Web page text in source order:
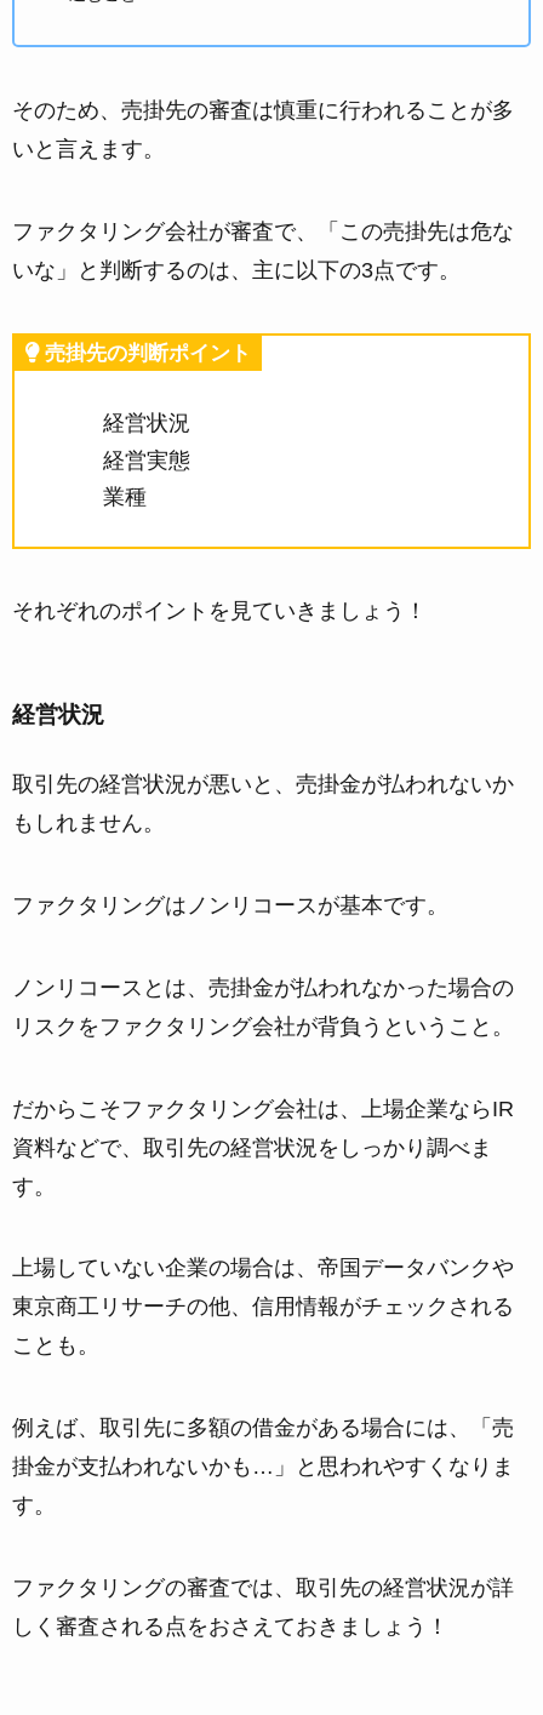
そのため、売掛先の審査は慎重に行われることが多
いと言えます。
ファクタリング会社が審査で、
「この売掛先は危な
いな」と判断するのは、主に以下の3点です。
売掛先の判断ポイント
経営状況
経営実態
業種
それぞれのポイントを見ていきましょう！
経営状況
取引先の経営状況が悪い と、売掛金が払われないか
もしれません。
ファクタリングはノンリコースが基本です。
ノンリコースとは、売掛金が払われなかった場合の
リスクをファクタリング会社が背負うということ。
だからこそファクタリング会社は、
上場企業ならIR
資料などで、取引先の経営状況をしっかり調べま
す。
上場していない企業の場合は、帝国データバンクや
東京商工リサーチの他、信用情報がチェックされる
ことも。
例えば、取引先に多額の借金がある場合には、「売
掛金が支払われないかも…」と思われやすくなりま
す。
ファクタリングの審査では、取引先の経営状況が詳
しく審査される点をおさえておきましょう！